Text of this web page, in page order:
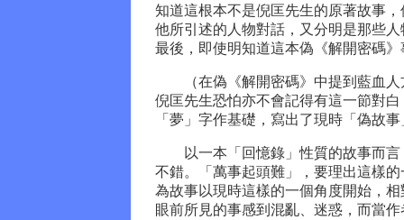
知道這根本不是倪匡先生的原著故事
他所引述的人物對話，又分明是那些
最後，即使明知道這本偽《解開密碼
（在偽《解開密碼》中提到藍血人
倪匡先生恐怕亦不會記得有這一節對
「夢」字作基礎，寫出了現時「偽故
以一本「回憶錄」性質的故事而言
不錯。「萬事起頭難」，要理出這樣
為故事以現時這樣的一個角度開始，
眼前所見的事感到混亂、迷惑，而當